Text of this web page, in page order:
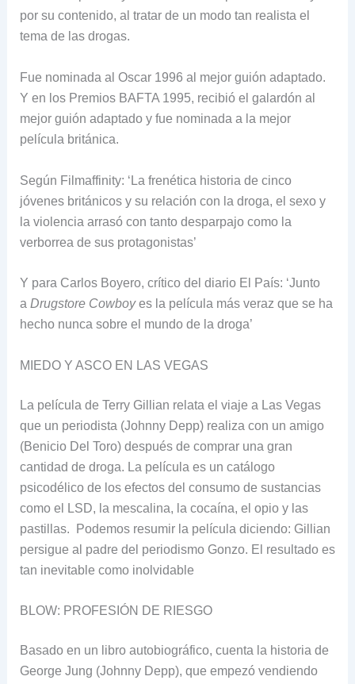
por su contenido, al tratar de un modo tan realista el
tema de las drogas.
Fue nominada al Oscar 1996 al mejor guión adaptado.
Y en los Premios BAFTA 1995, recibió el galardón al
mejor guión adaptado y fue nominada a la mejor
película británica.
Según Filmaffinity: ‘La frenética historia de cinco
jóvenes británicos y su relación con la droga, el sexo y
la violencia arrasó con tanto desparpajo como la
verborrea de sus protagonistas’
Y para Carlos Boyero, crítico del diario El País: ‘Junto
a Drugstore Cowboyes la película más veraz que se ha
hecho nunca sobre el mundo de la droga’
MIEDO Y ASCO EN LAS VEGAS
La película de Terry Gillian relata el viaje a Las Vegas
que un periodista (Johnny Depp) realiza con un amigo
(Benicio Del Toro) después de comprar una gran
cantidad de droga. La película es un catálogo
psicodélico de los efectos del consumo de sustancias
como el LSD, la mescalina, la cocaína, el opio y las
pastillas. Podemos resumir la película diciendo: Gillian
persigue al padre del periodismo Gonzo. El resultado es
tan inevitable como inolvidable
BLOW: PROFESIÓN DE RIESGO
Basado en un libro autobiográfico, cuenta la historia de
George Jung (Johnny Depp), que empezó vendiendo